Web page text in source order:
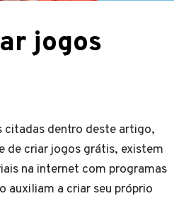
jogos
citadas dentro deste artigo,
de criar jogos grátis, existem
na internet com programas
auxiliam a criar seu próprio